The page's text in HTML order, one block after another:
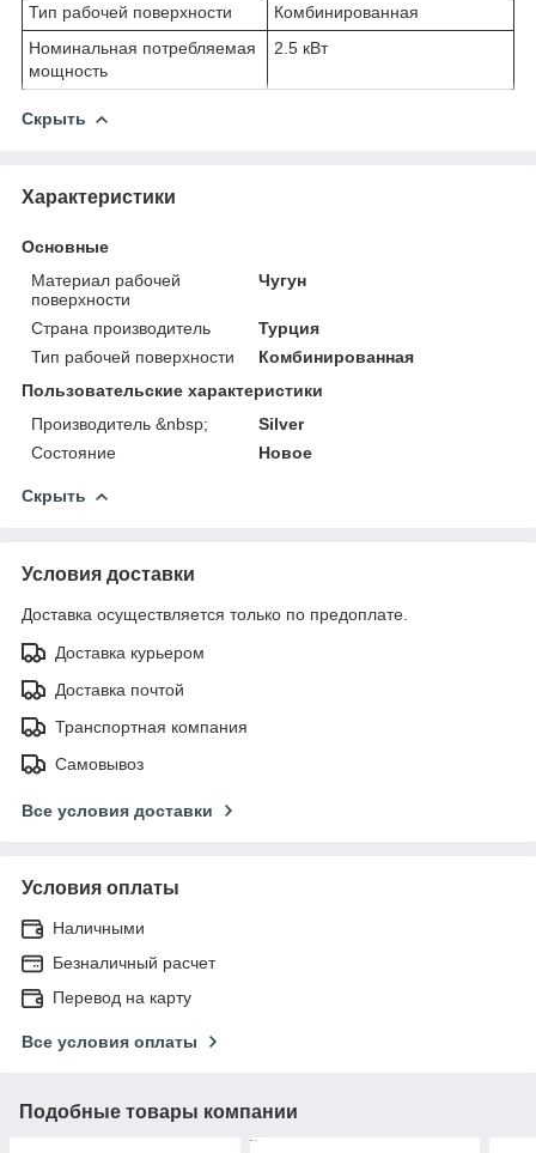
Тип рабочей поверхности
Комбинированная
Номинальная потребляемая
мощность
2.5 кВт
Скрыть
Характеристики
Основные
Материал рабочей
поверхности
Чугун
Страна производитель
Турция
Тип рабочей поверхности
Комбинированная
Пользовательские характеристики
Производитель &nbsp;
Silver
Состояние
Новое
Скрыть
Условия доставки
Доставка осуществляется только по предоплате.
Доставка курьером
Доставка почтой
Транспортная компания
Самовывоз
Все условия доставки
Условия оплаты
Наличными
Безналичный расчет
Перевод на карту
Все условия оплаты
Подобные товары компании